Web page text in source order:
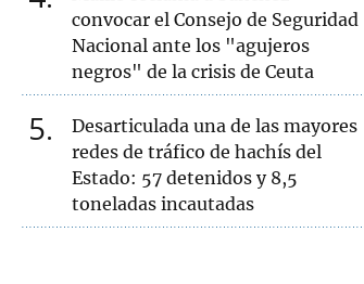
convocar el Consejo de Seguridad
Nacional ante los "agujeros
negros" de la crisis de Ceuta
5
Desarticulada una de las mayores
redes de tráfico de hachís del
Estado: 57 detenidos y 8,5
toneladas incautadas